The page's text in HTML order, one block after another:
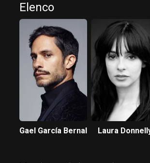
Elenco
Gael García Bernal Laura